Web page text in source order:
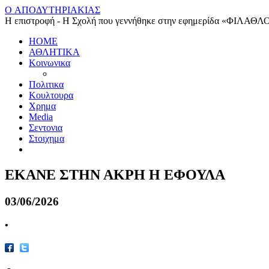
O ΑΠΟΔΥΤΗΡΙΑΚΙΑΣ
Η επιστροφή - Η Σχολή που γεννήθηκε στην εφημερίδα
HOME
ΑΘΛΗΤΙΚΑ
Κοινωνικα
Πολιτικα
Κουλτουρα
Χρημα
Media
Σεντονια
Στοιχημα
ΕΚΑΝΕ ΣΤΗΝ ΑΚΡΗ Η ΕΦΟΥΛΑ
03/06/2026
•